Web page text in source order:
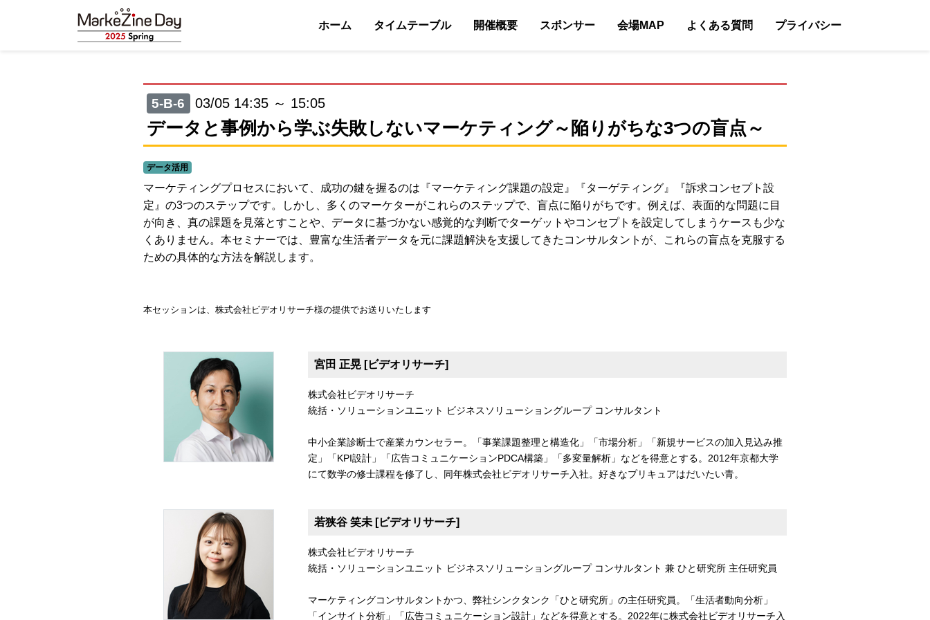
ホーム タイムテーブル 開催概要 スポンサー 会場MAP よくある質問 プライバシー
5-B-6 03/05 14:35 ～ 15:05
データと事例から学ぶ失敗しないマーケティング～陥りがちな3つの盲点～
データ活用
マーケティングプロセスにおいて、成功の鍵を握るのは『マーケティング課題の設定』『ターゲティング』『訴求コンセプト設
定』の3つのステップです。しかし、多くのマーケターがこれらのステップで、盲点に陥りがちです。例えば、表面的な問題に目
が向き、真の課題を見落とすことや、データに基づかない感覚的な判断でターゲットやコンセプトを設定してしまうケースも少な
くありません。本セミナーでは、豊富な生活者データを元に課題解決を支援してきたコンサルタントが、これらの盲点を克服する
ための具体的な方法を解説します。
本セッションは、株式会社ビデオリサーチ様の提供でお送りいたします
宮田 正晃 [ビデオリサーチ]
株式会社ビデオリサーチ
統括・ソリューションユニット ビジネスソリューショングループ コンサルタント
中小企業診断士で産業カウンセラー。「事業課題整理と構造化」「市場分析」「新規サービスの加入見込み推
定」「KPI設計」「広告コミュニケーションPDCA構築」「多変量解析」などを得意とする。2012年京都大学
にて数学の修士課程を修了し、同年株式会社ビデオリサーチ入社。好きなプリキュアはだいたい青。
若狭谷 笑未 [ビデオリサーチ]
株式会社ビデオリサーチ
統括・ソリューションユニット ビジネスソリューショングループ コンサルタント 兼 ひと研究所 主任研究員
マーケティングコンサルタントかつ、弊社シンクタンク「ひと研究所」の主任研究員。「生活者動向分析」
「インサイト分析」「広告コミュニケーション設計」などを得意とする。2022年に株式会社ビデオリサーチ入